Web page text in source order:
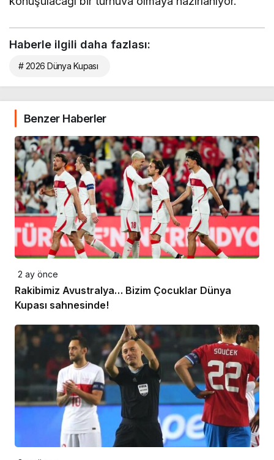
Haberle ilgili daha fazlası:
# 2026 Dünya Kupası
Benzer Haberler
2 ay önce
Rakibimiz Avustralya… Bizim Çocuklar Dünya
Kupası sahnesinde!